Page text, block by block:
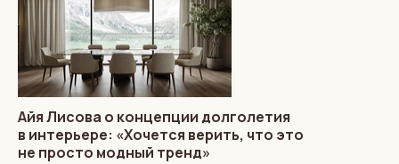
Айя Лисова о концепции долголетия
в интерьере: «Хочется верить, что это
не просто модный тренд»